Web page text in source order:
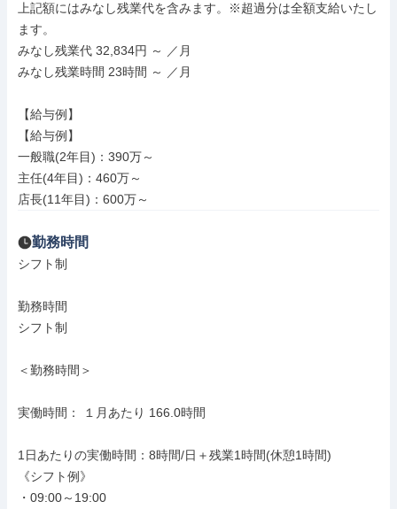
上記額にはみなし残業代を含みます。※超過分は全額支給いたし
ます。
みなし残業代 32,834円 ～ ／月
みなし残業時間 23時間 ～ ／月
【給与例】
【給与例】
一般職(2年目)：390万～
主任(4年目)：460万～
店長(11年目)：600万～
勤務時間
シフト制
勤務時間
シフト制
＜勤務時間＞
実働時間： １月あたり 166.0時間
1日あたりの実働時間：8時間/日＋残業1時間(休憩1時間)
《シフト例》
・09:00～19:00